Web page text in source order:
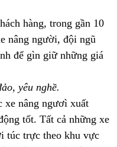
hàng, trong gần 10
nâng người, đội ngũ
để gìn giữ những giá
yêu nghề.
xe nâng ngươì xuất
tốt. Tất cả những xe
túc trực theo khu vực